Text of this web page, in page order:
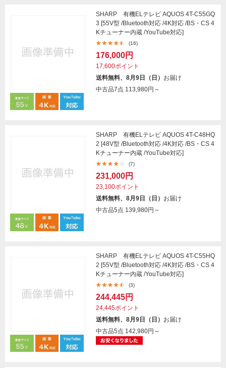
SHARP 有機ELテレビ AQUOS 4T-C55GQ
3 [55V型 /Bluetooth対応 /4K対応 /BS・CS 4
Kチューナー内蔵 /YouTube対応]
(16)
176,000円
17,600ポイント
送料無料、8月9日（日） お届け
中古品7点 113,980円～
SHARP 有機ELテレビ AQUOS 4T-C48HQ
2 [48V型 /Bluetooth対応 /4K対応 /BS・CS 4
Kチューナー内蔵 /YouTube対応]
(7)
231,000円
23,100ポイント
送料無料、8月9日（日） お届け
中古品5点 139,980円～
SHARP 有機ELテレビ AQUOS 4T-C55HQ
2 [55V型 /Bluetooth対応 /4K対応 /BS・CS 4
Kチューナー内蔵 /YouTube対応]
(3)
244,445円
24,445ポイント
送料無料、8月9日（日） お届け
中古品5点 142,980円～